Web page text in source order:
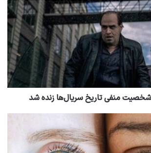
منفی تاریخ سریال‌ها زنده شد